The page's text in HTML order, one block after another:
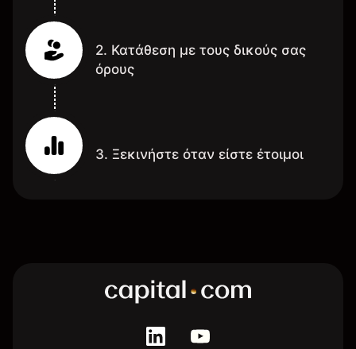
2. Κατάθεση με τους δικούς σας
όρους
3. Ξεκινήστε όταν είστε έτοιμοι